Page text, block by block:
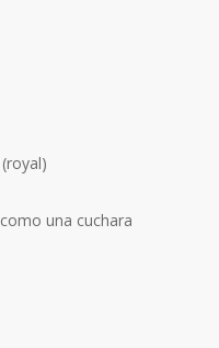
(royal)
una cuchara